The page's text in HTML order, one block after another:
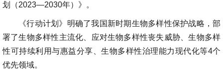
划（2023—2030年）》。
《行动计划》明确了我国新时期生物多样性保护战略，部
署了生物多样性主流化、应对生物多样性丧失威胁、生物多样
性可持续利用与惠益分享、生物多样性治理能力现代化等4个
优先领域。